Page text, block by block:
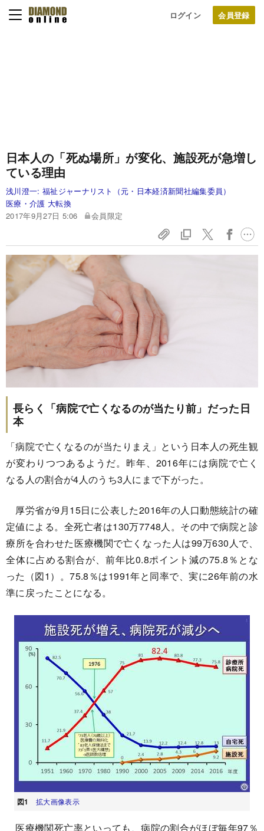
ログイン
日本人の「死ぬ場所」が変化、施設死が急増し
ている理由
浅川澄一: 福祉ジャーナリスト（元・日本経済新聞社編集委員）
医療・介護 大転換
2017年9月27日 5:06
会員限定
長らく「病院で亡くなるのが当たり前」だった日
本
「病院で亡くなるのが当たりまえ」という日本人の死生観
が変わりつつあるようだ。昨年、2016年には病院で亡く
なる人の割合が4人のうち3人にまで下がった。
厚労省が9月15日に公表した2016年の人口動態統計の確
定値による。全死亡者は130万7748人。その中で病院と診
療所を合わせた医療機関で亡くなった人は99万630人で、
全体に占める割合が、前年比0.8ポイント減の75.8％とな
った（図1）。75.8％は1991年と同率で、実に26年前の水
準に戻ったことになる。
図1 拡大画像表示
医療機関死亡率といっても、病院の割合がほぼ毎年97％